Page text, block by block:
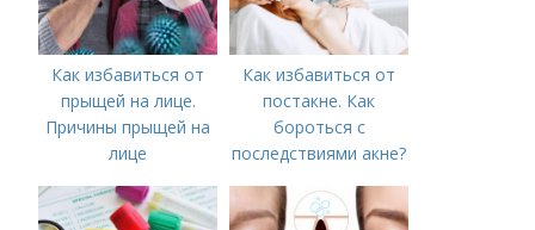
Как избавиться от
прыщей на лице.
Причины прыщей на
лице
Как избавиться от
постакне. Как
бороться с
последствиями акне?